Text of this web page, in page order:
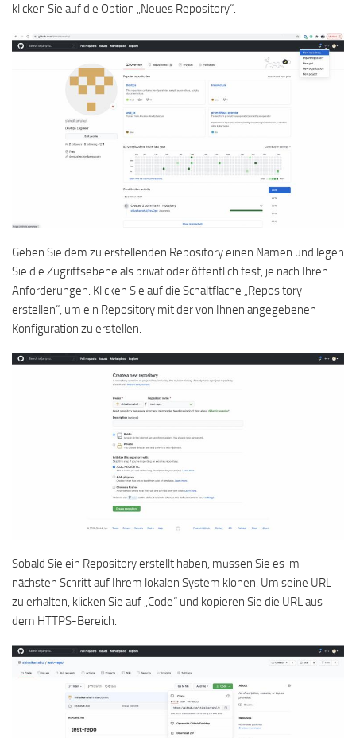
klicken Sie auf die Option „Neues Repository“.
Geben Sie dem zu erstellenden Repository einen Namen und legen
Sie die Zugriffsebene als privat oder öffentlich fest, je nach Ihren
Anforderungen. Klicken Sie auf die Schaltfläche „Repository
erstellen“, um ein Repository mit der von Ihnen angegebenen
Konfiguration zu erstellen.
Sobald Sie ein Repository erstellt haben, müssen Sie es im
nächsten Schritt auf Ihrem lokalen System klonen. Um seine URL
zu erhalten, klicken Sie auf „Code“ und kopieren Sie die URL aus
dem HTTPS-Bereich.